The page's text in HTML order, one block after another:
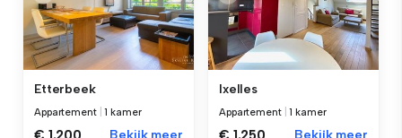
Etterbeek
Appartement |1 kamer
Bekijk meer
Ixelles
Appartement |1 kamer
Bekijk meer